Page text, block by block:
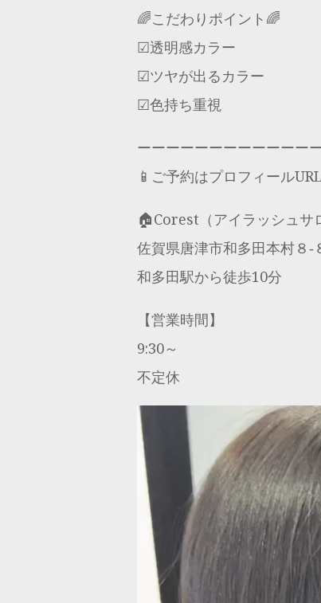
🌈こだわりポイント🌈
☑︎透明感カラー
︎︎︎︎☑︎ツヤが出るカラー
︎︎︎︎︎︎☑︎色持ち重視
ーーーーーーーーーーーー
📱ご予約はプロフィール
🏠Corest（アイラッシュサ
佐賀県唐津市和多田本村８‐
和多田駅から徒歩10分
【営業時間】
9:30～
不定休
動
画
プ
レ